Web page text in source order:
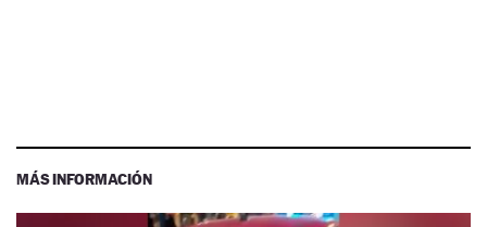
MÁS INFORMACIÓN